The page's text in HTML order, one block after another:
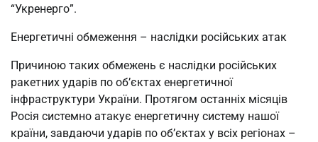
“Укренерго”.
Енергетичні обмеження – наслідки російських атак
Причиною таких обмежень є наслідки російських
ракетних ударів по об’єктах енергетичної
інфраструктури України. Протягом останніх місяців
Росія системно атакує енергетичну систему нашої
країни, завдаючи ударів по об’єктах у всіх регіонах –